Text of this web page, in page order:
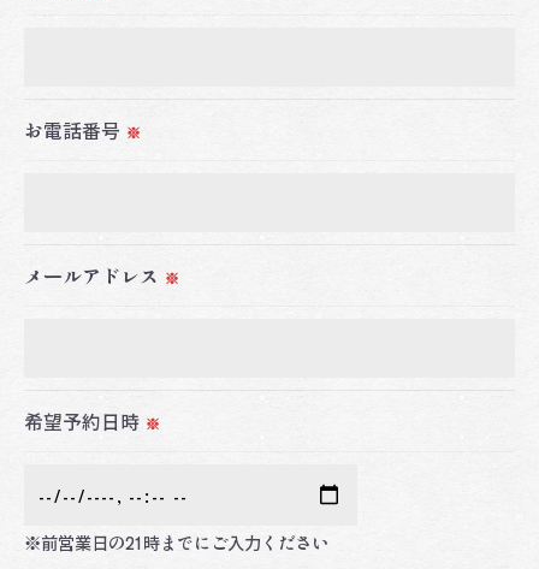
＜個人情報の委託について＞
当社では、利用目的の達成に必要な範囲において、
必要な情報を頂けない場合は、それに対応した当社
のサービスをご提供できない場合がございますので
お電話番号 ※
メールアドレス ※
希望予約日時 ※
※前営業日の21時までにご入力ください